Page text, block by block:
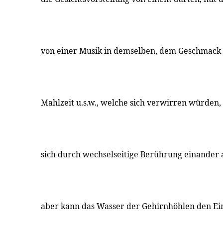
von einer Musik in demselben, dem
Mahlzeit u.s.w., welche sich verwirren
sich durch wechselseitige Berührung einander
aber kann das Wasser der Gehirnhöhlen den